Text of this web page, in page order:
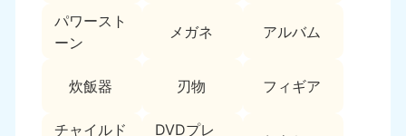
パワースト
ーン
メガネ アルバム
炊飯器 刃物 フィギア
チャイルド
DVDプレ
050-1881-5250
9:00〜19:00 年中無休 9:00〜19:00 年中無休
奈良県
050-1881-5249
三重県
050-1881-5254